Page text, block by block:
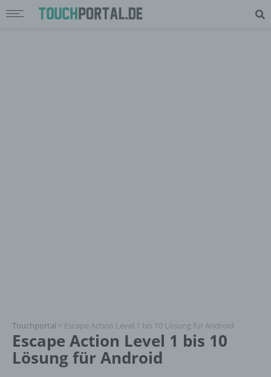
Touchportal > Escape Action Level 1 bis 10 Lösung für Android
Escape Action Level 1 bis 10
Lösung für Android